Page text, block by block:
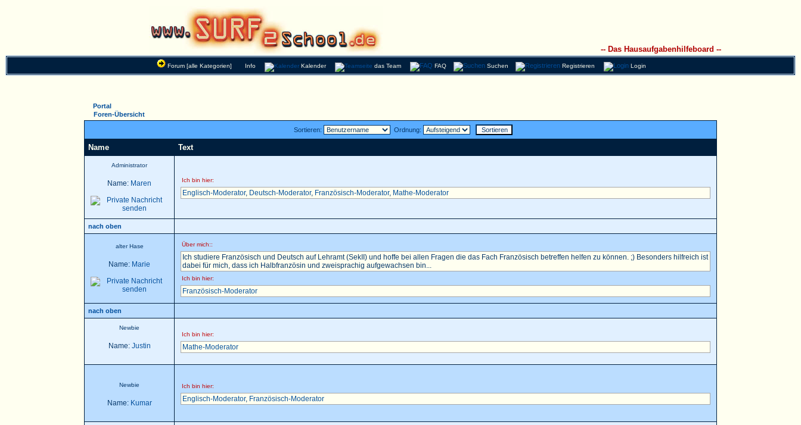
-- Das Hausaufgabenhilfeboard --
Forum [alle Kategorien] Info Kalender das Team FAQ Suchen Registrieren Login
Portal
Foren-Übersicht
Sortieren: Ordnung:
Name Text
Administrator
Name: Maren Ich bin hier:
Englisch-Moderator, Deutsch-Moderator, Französisch-Moderator, Mathe-Moderator
nach oben
alter Hase
Name: Marie
Über mich::
Ich studiere Französisch und Deutsch auf Lehramt (SekII) und hoffe bei allen Fragen die das Fach Französisch betreffen helfen zu können. ;) Besonders hilfreich ist
dabei für mich, dass ich Halbfranzösin und zweisprachig aufgewachsen bin...
Ich bin hier:
Französisch-Moderator
nach oben
Newbie
Name: Justin
Ich bin hier:
Mathe-Moderator
Newbie
Name: Kumar
Ich bin hier:
Englisch-Moderator, Französisch-Moderator